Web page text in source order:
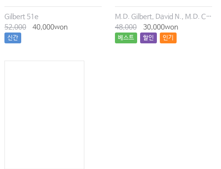
Gilbert 51e
52,000
40,000won
신간
M.D. Gilbert, David N., M.D. Chambers, Henry F., M.D. Eliopoulos, George M., M.D. Saag, Michael S., M.D. Pavia, Andrew T.
48,000
30,000won
베스트 할인 인기